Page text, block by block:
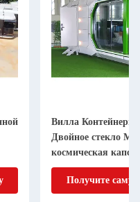
Вилла
Двойное стекло
космическая
отель
Получите